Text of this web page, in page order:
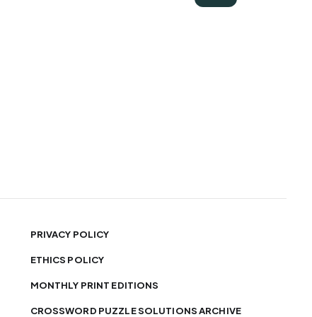
PRIVACY POLICY
ETHICS POLICY
MONTHLY PRINT EDITIONS
CROSSWORD PUZZLE SOLUTIONS ARCHIVE